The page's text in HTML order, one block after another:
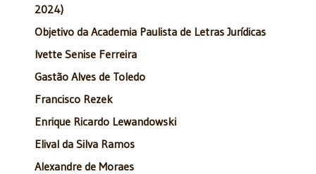
2024)
Objetivo da Academia Paulista de Letras Jurídicas
Ivette Senise Ferreira
Gastão Alves de Toledo
Francisco Rezek
Enrique Ricardo Lewandowski
Elival da Silva Ramos
Alexandre de Moraes